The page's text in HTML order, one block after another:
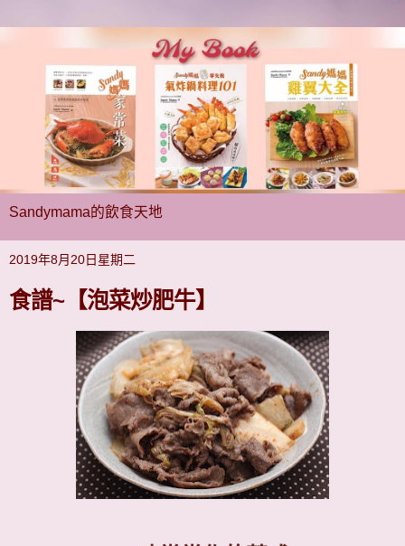
Sandymama的飲食天地
2019年8月20日星期二
食譜~【泡菜炒肥牛】